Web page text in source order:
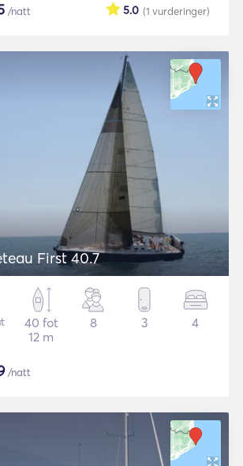
/natt (1 vurderinger)
5.0
First 40.7
40 fot
12 m
8 3 4
/natt